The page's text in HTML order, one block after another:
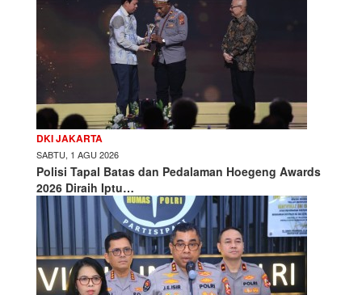
DKI JAKARTA
SABTU, 1 AGU 2026
Polisi Tapal Batas dan Pedalaman Hoegeng Awards
2026 Diraih Iptu…